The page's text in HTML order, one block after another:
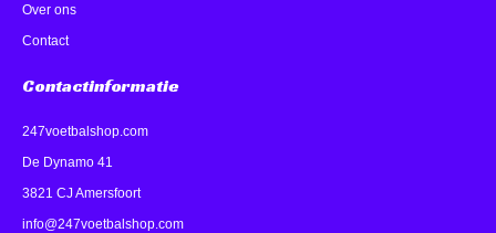
Over ons
Contact
Contactinformatie
247voetbalshop.com
De Dynamo 41
3821 CJ Amersfoort
info@247voetbalshop.com